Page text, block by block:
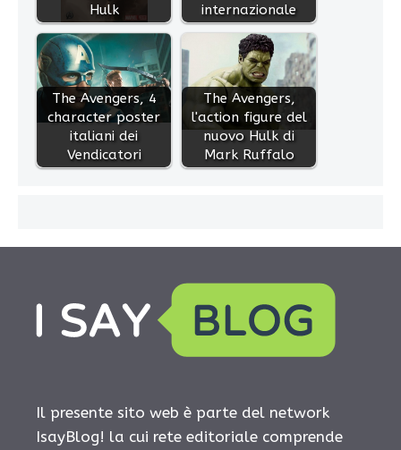
Hulk
internazionale
The Avengers, 4
character poster
italiani dei
Vendicatori
The Avengers,
l'action figure del
nuovo Hulk di
Mark Ruffalo
Il presente sito web è parte del network
IsayBlog! la cui rete editoriale comprende